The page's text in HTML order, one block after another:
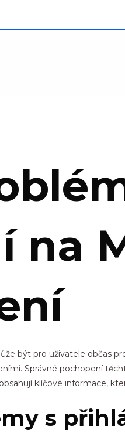
na
být pro uživatele občas
Správné pochopení
klíčové informace,
s